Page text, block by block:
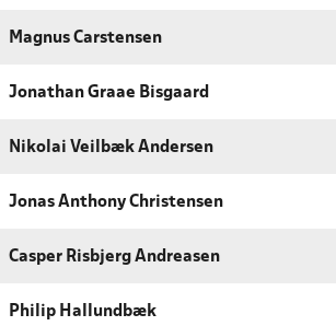
Magnus Carstensen
Jonathan Graae Bisgaard
Nikolai Veilbæk Andersen
Jonas Anthony Christensen
Casper Risbjerg Andreasen
Philip Hallundbæk